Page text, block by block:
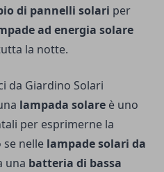
di pannelli solari per
ad energia solare
la notte.
da Giardino Solari
lampada solare è uno
per esprimerne la
se nelle lampade solari da
una batteria di bassa